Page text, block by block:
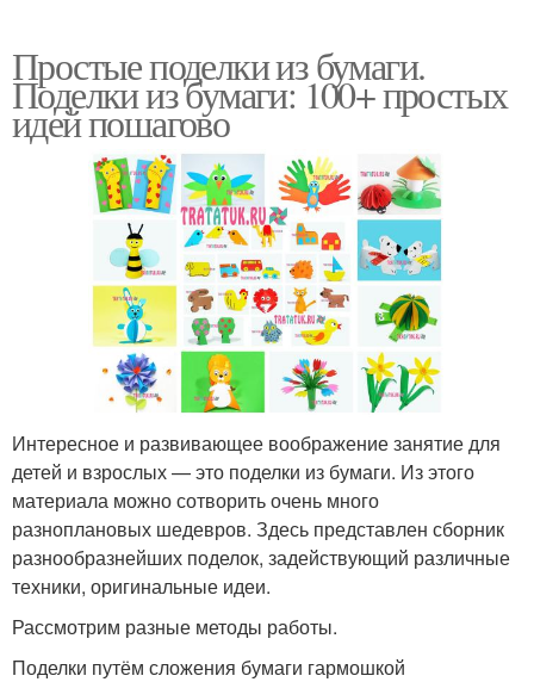
Простые поделки из бумаги.
Поделки из бумаги: 100+ простых
идей пошагово
Интересное и развивающее воображение занятие для
детей и взрослых — это поделки из бумаги. Из этого
материала можно сотворить очень много
разноплановых шедевров. Здесь представлен сборник
разнообразнейших поделок, задействующий различные
техники, оригинальные идеи.
Рассмотрим разные методы работы.
Поделки путём сложения бумаги гармошкой